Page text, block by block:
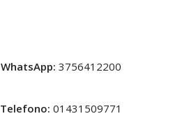
WhatsApp: 3756412200
Telefono: 01431509771